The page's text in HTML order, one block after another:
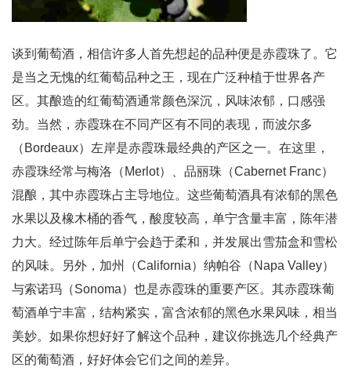
谈到葡萄酒，相信许多人首先想起的品种便是赤霞珠了。它
是当之无愧的红葡萄品种之王，现在广泛种植于世界各产
区。其酿造的红葡萄酒通常颜色深沉，风味浓郁，口感强
劲。当然，赤霞珠在不同产区有不同的表现，而波尔多
（Bordeaux）左岸是赤霞珠最经典的产区之一。在这里，
赤霞珠经常与梅洛（Merlot）、品丽珠（Cabernet Franc）
混酿，其中赤霞珠占主导地位。这些葡萄酒具有浓郁的黑色
水果以及橡木桶的香气，酸度较高，单宁含量丰富，陈年潜
力大。经过陈年后单宁会趋于柔和，并发展出雪茄盒和雪松
的风味。另外，加州（California）纳帕谷（Napa Valley）
与索诺玛（Sonoma）也是赤霞珠的重要产区。其赤霞珠葡
萄酒单宁丰富，结构紧实，富含浓郁的黑色水果风味，相当
美妙。如果你想好好了解这个品种，建议你挑选几个经典产
区的葡萄酒，好好体会它们之间的差异。